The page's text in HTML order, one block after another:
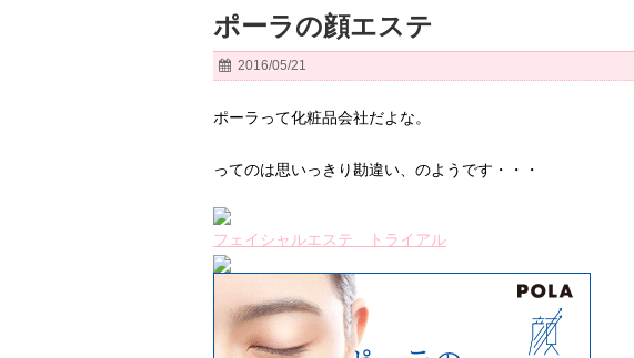
ポーラの顔エステ
2016/05/21
ポーラって化粧品会社だよな。
ってのは思いっきり勘違い、のようです・・・
フェイシャルエステ トライアル